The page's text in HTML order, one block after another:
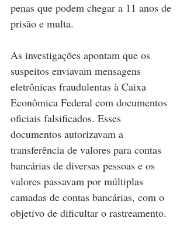
penas que podem chegar a 11 anos de
prisão e multa.
As investigações apontam que os
suspeitos enviavam mensagens
eletrônicas fraudulentas à Caixa
Econômica Federal com documentos
oficiais falsificados. Esses
documentos autorizavam a
transferência de valores para contas
bancárias de diversas pessoas e os
valores passavam por múltiplas
camadas de contas bancárias, com o
objetivo de dificultar o rastreamento.